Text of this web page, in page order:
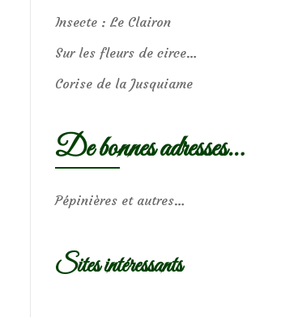
Insecte : Le Clairon
Sur les fleurs de circe…
Corise de la Jusquiame
De bonnes adresses…
Pépinières et autres…
Sites intéressants